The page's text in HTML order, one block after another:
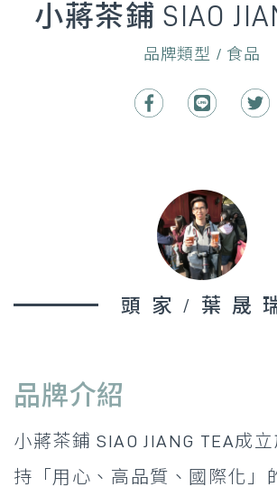
小蔣茶鋪 SIAO
品牌類型 / 食品
頭家/葉晟
品牌介紹
小蔣茶鋪 SIAO JIANG TEA成
持「用心、高品質、國際化」